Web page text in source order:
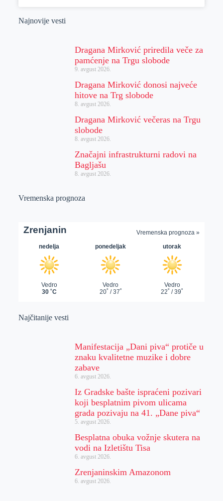
Najnovije vesti
Dragana Mirković priredila veče za
pamćenje na Trgu slobode
9. avgust 2026.
Dragana Mirković donosi najveće
hitove na Trg slobode
8. avgust 2026.
Dragana Mirković večeras na Trgu
slobode
8. avgust 2026.
Značajni infrastrukturni radovi na
Bagljašu
8. avgust 2026.
Vremenska prognoza
Najčitanije vesti
Manifestacija „Dani piva“ protiče u
znaku kvalitetne muzike i dobre
zabave
6. avgust 2026.
Iz Gradske bašte ispraćeni pozivari
koji besplatnim pivom ulicama
grada pozivaju na 41. „Dane piva“
5. avgust 2026.
Besplatna obuka vožnje skutera na
vodi na Izletištu Tisa
6. avgust 2026.
Zrenjaninskim Amazonom
6. avgust 2026.